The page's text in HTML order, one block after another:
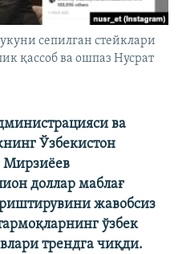
сепилган стейклари
қассоб ва ошпаз Нусрат
ва
Ўзбекистон
Мирзиёев
доллар маблағ
жавобсиз
ўзбек
трендга чиқди.